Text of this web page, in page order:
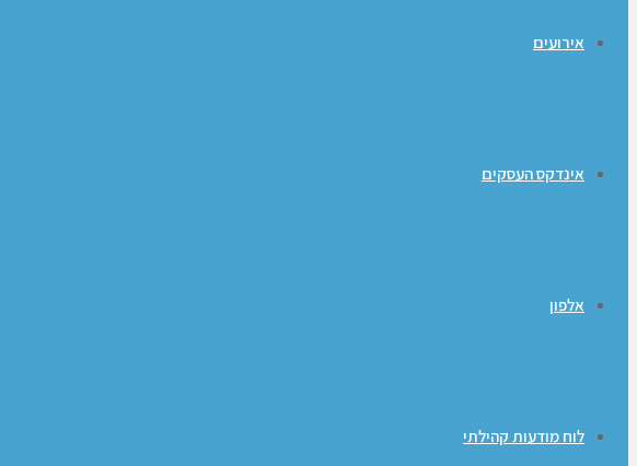
אירועים
אינדקס העסקים
אלפון
לוח מודעות קהילתי